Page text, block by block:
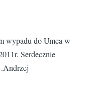
wypadu do Umea w
Serdecznie